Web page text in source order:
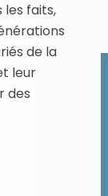
faits,
de la
leur
des